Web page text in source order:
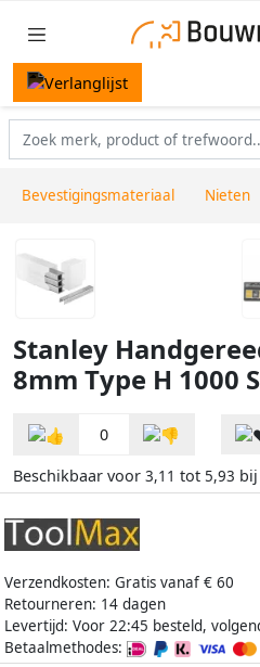
Bevestigingsmateriaal Nieten
Stanley
8mm Type H 1000
0
Beschikbaar voor 3,11 tot 5,93 bij
Verzendkosten: Gratis vanaf € 60
Retourneren: 14 dagen
Levertijd: Voor 22:45 besteld,
Betaalmethodes: